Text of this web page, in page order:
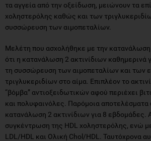
τα αγγεία από την οξείδωση, μειώνουν τα
χοληστερόλης καθώς και των
συσσώρευση των αιμοπεταλίων.
Μελέτη που ασχολήθηκε με την κατανάλωση
ότι η κατανάλωση 2 ακτινίδιων καθημερινά
τη συσσώρευση των αιμοπεταλίων και των
τριγλυκεριδίων στο αίμα. Επιπλέον το
“βόμβα” αντιοξειδωτικών αφού περιέχει
και πολυφαινόλες. Παρόμοια αποτελέσματα
κατανάλωση 2 ακτινίδιων για 8 εβδομάδες.
συγκέντρωση της HDL χοληστερόλης, ενώ
LDL/HDL και Ολική Chol/HDL. Ταυτόχρονα